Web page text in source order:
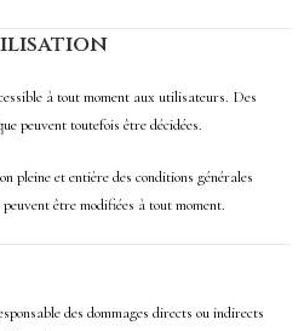
à tout moment aux utilisateurs. Des
peuvent toutefois être décidées.
pleine et entière des conditions générales
être modifiées à tout moment.
des dommages directs ou indirects